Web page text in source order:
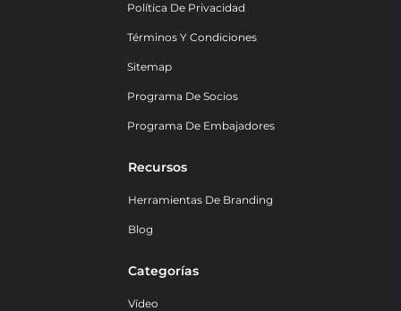
Política De Privacidad
Términos Y Condiciones
Sitemap
Programa De Socios
Programa De Embajadores
Recursos
Herramientas De Branding
Blog
Categorías
Vídeo